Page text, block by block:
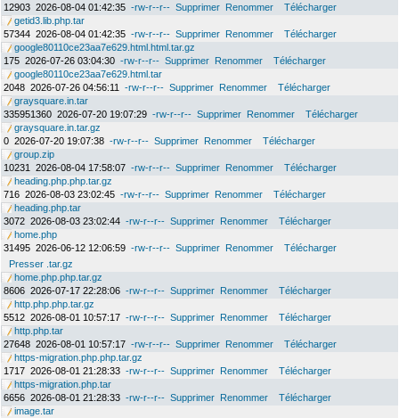
12903 2026-08-04 01:42:35 -rw-r--r-- Supprimer Renommer
Télécharger
getid3.lib.php.tar
57344 2026-08-04 01:42:35 -rw-r--r-- Supprimer Renommer
Télécharger
google80110ce23aa7e629.html.html.tar.gz
175 2026-07-26 03:04:30 -rw-r--r-- Supprimer Renommer
Télécharger
google80110ce23aa7e629.html.tar
2048 2026-07-26 04:56:11 -rw-r--r-- Supprimer Renommer
Télécharger
graysquare.in.tar
335951360 2026-07-20 19:07:29 -rw-r--r-- Supprimer Renommer
Télécharger
graysquare.in.tar.gz
0 2026-07-20 19:07:38 -rw-r--r-- Supprimer Renommer
Télécharger
group.zip
10231
2026-08-04 17:58:07 -rw-r--r-- Supprimer Renommer
Télécharger
heading.php.php.tar.gz
716 2026-08-03 23:02:45 -rw-r--r-- Supprimer Renommer
Télécharger
heading.php.tar
3072 2026-08-03 23:02:44 -rw-r--r-- Supprimer Renommer
Télécharger
home.php
31495 2026-06-12 12:06:59 -rw-r--r-- Supprimer Renommer
Télécharger
Presser .tar.gz
home.php.php.tar.gz
8606 2026-07-17 22:28:06 -rw-r--r-- Supprimer Renommer
Télécharger
http.php.php.tar.gz
5512 2026-08-01 10:57:17 -rw-r--r-- Supprimer Renommer
Télécharger
http.php.tar
27648 2026-08-01 10:57:17 -rw-r--r-- Supprimer Renommer
Télécharger
https-migration.php.php.tar.gz
1717 2026-08-01 21:28:33 -rw-r--r-- Supprimer Renommer
Télécharger
https-migration.php.tar
6656 2026-08-01 21:28:33 -rw-r--r-- Supprimer Renommer
Télécharger
image.tar